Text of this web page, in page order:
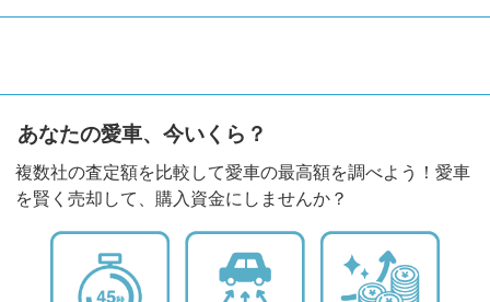
あなたの愛車、今いくら？
複数社の査定額を比較して愛車の最高額を調べよう！愛車
を賢く売却して、購入資金にしませんか？